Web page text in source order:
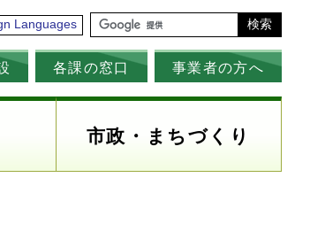
Languages 検索
各課の窓口 事業者の方へ
市政・まちづくり